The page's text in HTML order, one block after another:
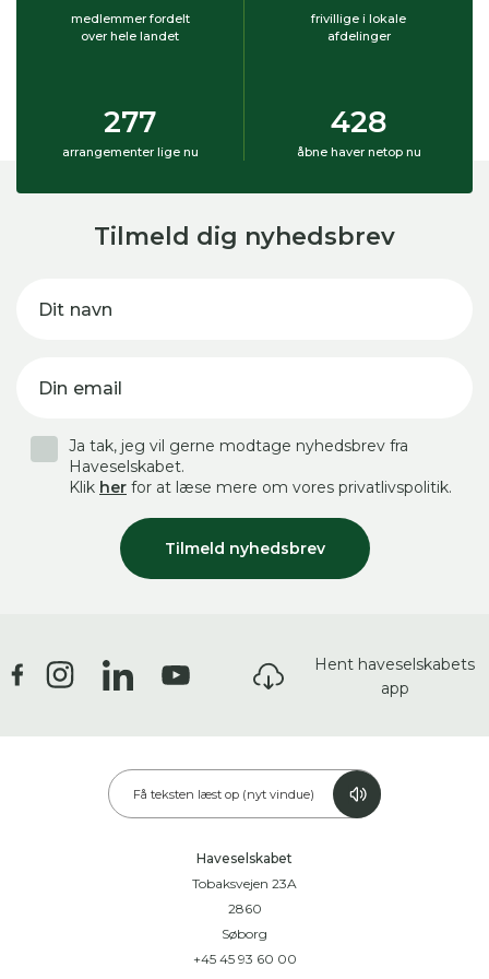
medlemmer fordelt
over hele landet
frivillige i lokale
afdelinger
277
arrangementer lige nu
428
åbne haver netop nu
Tilmeld dig nyhedsbrev
Dit navn
Din email
Tilmeld nyhedsbrev
Ja tak, jeg vil gerne modtage nyhedsbrev fra
Haveselskabet.
Klik her for at læse mere om vores privatlivspolitik.
Hent haveselskabets
app
Få teksten læst op (nyt vindue)
Haveselskabet
Tobaksvejen 23A
2860
Søborg
+45 45 93 60 00